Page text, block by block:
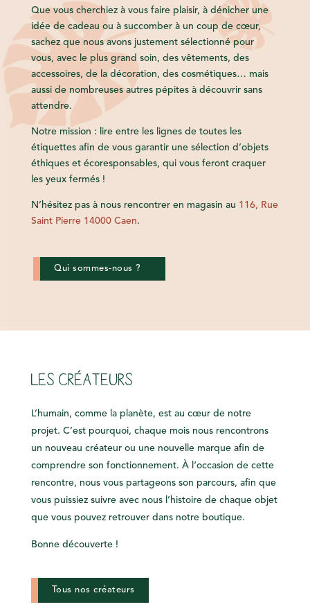
Que vous cherchiez à vous faire plaisir, à dénicher une
idée de cadeau ou à succomber à un coup de cœur,
sachez que nous avons justement sélectionné pour
vous, avec le plus grand soin, des vêtements, des
accessoires, de la décoration, des cosmétiques… mais
aussi de nombreuses autres pépites à découvrir sans
attendre.
Notre mission : lire entre les lignes de toutes les
étiquettes afin de vous garantir une sélection d’objets
éthiques et écoresponsables, qui vous feront craquer
les yeux fermés !
N’hésitez pas à nous rencontrer en magasin au 116, Rue
Saint Pierre 14000 Caen.
Qui sommes-nous ?
LES CRÉATEURS
L’humain, comme la planète, est au cœur de notre
projet. C’est pourquoi, chaque mois nous rencontrons
un nouveau créateur ou une nouvelle marque afin de
comprendre son fonctionnement. À l‘occasion de cette
rencontre, nous vous partageons son parcours, afin que
vous puissiez suivre avec nous l’histoire de chaque objet
que vous pouvez retrouver dans notre boutique.
Bonne découverte !
Tous nos créateurs